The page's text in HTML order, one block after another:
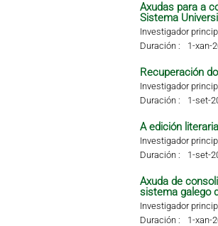
Axudas para a
Sistema
Investigador
Duración :
1-xan-
Recuperación
Investigador
Duración :
1-set-
A edición
Investigador
Duración :
1-set-
Axuda de
sistema galego
Investigador
Duración :
1-xan-